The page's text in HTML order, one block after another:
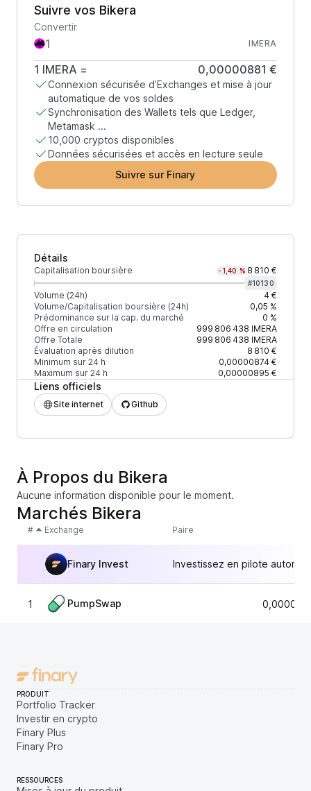
Suivre vos Bikera
Convertir
IMERA
1 IMERA = 0,00000881 €
Connexion sécurisée d’Exchanges et mise à jour
automatique de vos soldes
Synchronisation des Wallets tels que Ledger,
Metamask ...
10,000 cryptos disponibles
Données sécurisées et accès en lecture seule
Suivre sur Finary
Détails
Capitalisation boursière -1,40 % 8 810 €
#10130
Volume (24h)
4 €
Volume/Capitalisation boursière (24h)
0,05 %
Prédominance sur la cap. du marché
0 %
Offre en circulation
999 806 438 IMERA
Offre Totale
999 806 438 IMERA
Évaluation après dilution
8 810 €
Minimum sur 24 h
0,00000874 €
Maximum sur 24 h
0,00000895 €
Liens officiels
Site internet Github
À Propos du Bikera
Aucune information disponible pour le moment.
Marchés Bikera
# Exchange Paire
Finary Invest Investissez en pilote
1 PumpSwap
PRODUIT
Portfolio Tracker
Investir en crypto
Finary Plus
Finary Pro
RESSOURCES